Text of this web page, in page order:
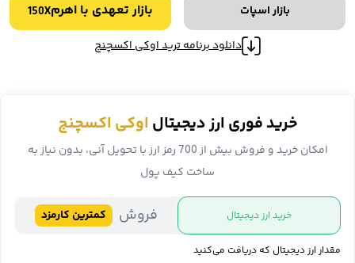
بازار اسپات
بازار تعهدی با اهرم150X
دانلود برنامه ترید اوکی اکسچنج
خرید فوری ارز دیجیتال اوکی اکسچنج
امکان خرید و فروش بیش از 700 رمز ارز با تحویل آنی، بدون نیاز به
ساخت کیف پول
خرید ارز دیجیتال فروش کمترین کارمزد
مقدار ارز دیجیتال که دریافت می‌کنید